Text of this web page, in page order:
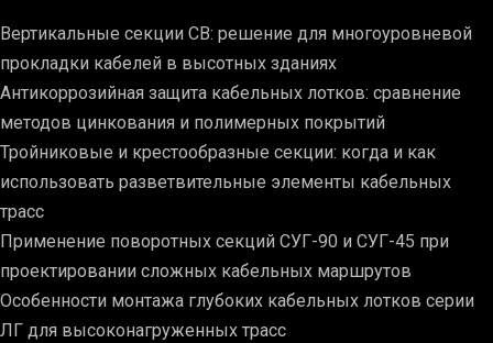
Вертикальные секции СВ: решение для многоуровневой
прокладки кабелей в высотных зданиях
Антикоррозийная защита кабельных лотков: сравнение
методов цинкования и полимерных покрытий
Тройниковые и крестообразные секции: когда и как
использовать разветвительные элементы кабельных
трасс
Применение поворотных секций СУГ-90 и СУГ-45 при
проектировании сложных кабельных маршрутов
Особенности монтажа глубоких кабельных лотков серии
ЛГ для высоконагруженных трасс